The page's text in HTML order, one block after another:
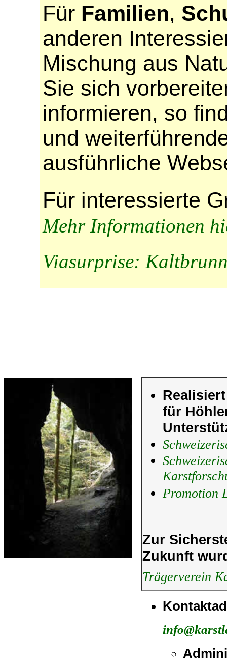
Für Familien,
anderen
Mischung aus
Sie sich
informieren, so
und
ausführliche
Für interessierte
Mehr Informationen
Viasurprise:
für
Promotion
Zur
Zukunft
Trägerverein